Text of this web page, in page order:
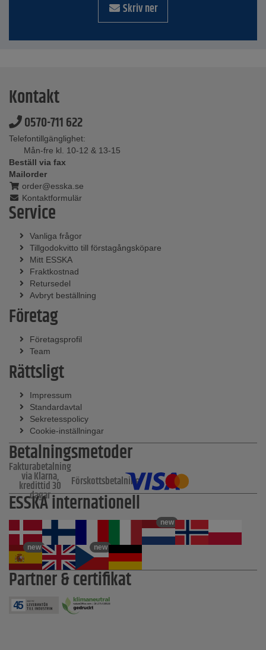
Skriv ner
Kontakt
0570-711 622
Telefontillgänglighet:
Mån-fre kl. 10-12 & 13-15
Beställ via fax
Mailorder
order@esska.se
Kontaktformulär
Service
Vanliga frågor
Tillgodokvitto till förstagångsköpare
Mitt ESSKA
Fraktkostnad
Retursedel
Avbryt beställning
Företag
Företagsprofil
Team
Rättsligt
Impressum
Standardavtal
Sekretesspolicy
Cookie-inställningar
Betalningsmetoder
Fakturabetalning
via Klarna,
kredittid 30
dagar
Förskottsbetalning
ESSKA internationell
new
new new
Partner & certifikat